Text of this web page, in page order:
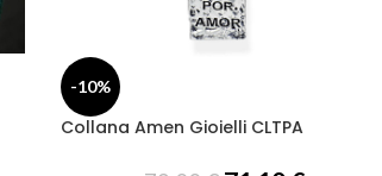
-10%
Collana Amen Gioielli CLTPA